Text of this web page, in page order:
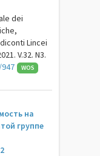
dei
Lincei
V.32. N3.
WOS
на
группе